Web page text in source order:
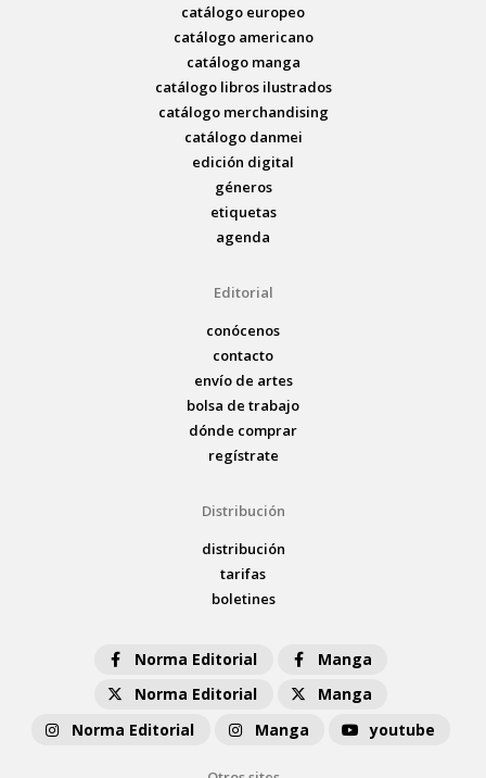
catálogo europeo
catálogo americano
catálogo manga
catálogo libros ilustrados
catálogo merchandising
catálogo danmei
edición digital
géneros
etiquetas
agenda
Editorial
conócenos
contacto
envío de artes
bolsa de trabajo
dónde comprar
regístrate
Distribución
distribución
tarifas
boletines
Norma Editorial
Manga
Norma Editorial
Manga
Norma Editorial
Manga youtube